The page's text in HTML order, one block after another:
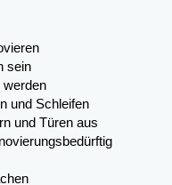
sein
werden
und Schleifen
und Türen aus